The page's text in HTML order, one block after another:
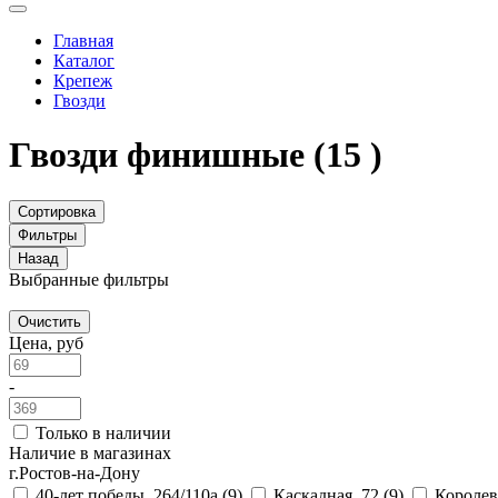
Главная
Каталог
Крепеж
Гвозди
Гвозди финишные (15 )
Сортировка
Фильтры
Назад
Выбранные фильтры
Очистить
Цена, руб
-
Только в наличии
Наличие в магазинах
г.Ростов-на-Дону